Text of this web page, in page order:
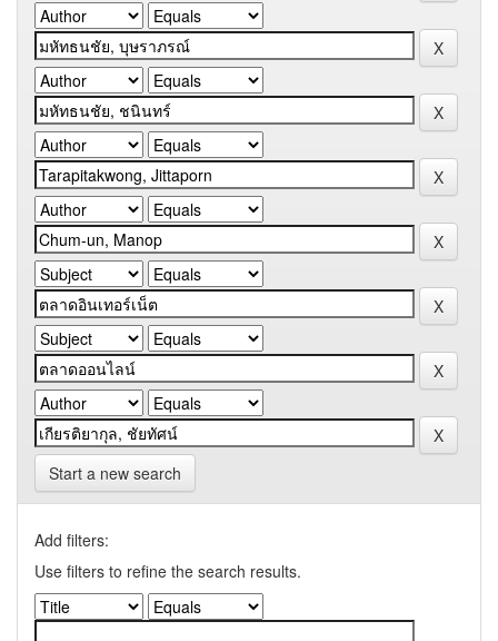
Start a new search
Add filters:
Use filters to refine the search results.